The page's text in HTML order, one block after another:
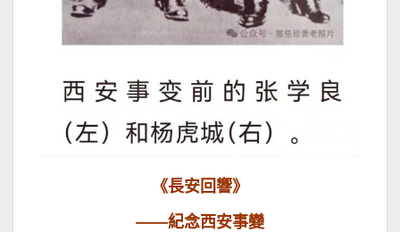
《長安回響》
——紀念西安事變